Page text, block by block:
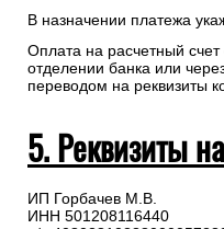
В назначении платежа
Оплата на расчетный
отделении банка или
переводом на реквизиты
5. Реквизиты
ИП Горбачев М.В.
ИНН 501208116440